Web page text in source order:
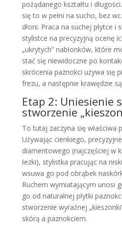
pożądanego kształtu i
się to w pełni na sucho, bez
dłoni. Praca na suchej płytce i
stylistce na precyzyjną ocenę
„ukrytych” nabłonków, które
stać się niewidoczne po
skrócenia paznokci używa się
frezu, a następnie krawędzie
Etap 2: Uniesienie
stworzenie
To tutaj zaczyna się właściwa
Używając cienkiego,
diamentowego (najczęściej w
łezki), stylistka pracując na
wsuwa go pod obrąbek
Ruchem wymiatającym unosi
go od naturalnej płytki
stworzenie wyraźnej
skórą a paznokciem.